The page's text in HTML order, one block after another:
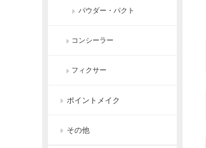
パウダー・パクト
コンシーラー
フィクサー
ポイントメイク
その他